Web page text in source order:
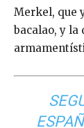
Merkel, que
bacalao, y la